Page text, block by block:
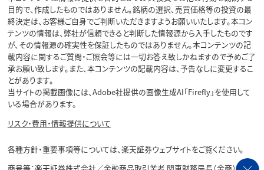
目的で、作成したものではありません。銘柄の選択、売買価格等の投資の最
終決定は、お客様ご自身でご判断いただきますようお願いいたします。本コン
テンツの情報は、弊社が信頼できると判断した情報源から入手したものです
が、その情報源の確実性を保証したものではありません。本コンテンツの記
載内容に関するご質問・ご照会等には一切お答え致しかねますので予めご了
承お願い致します。また、本コンテンツの記載内容は、予告なしに変更するこ
とがあります。
当サイトの掲載画像には、Adobe社提供の画像生成AI「Firefly」を使用して
いる場合があります。
リスク・費用・情報提供について
各種方針・重要事項等については、楽天証券ウェブサイトをご覧ください。